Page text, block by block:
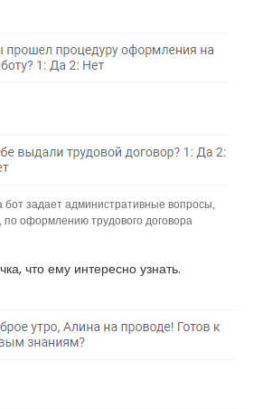
бот задает административные вопросы,
по оформлению трудового договора
что ему интересно узнать.